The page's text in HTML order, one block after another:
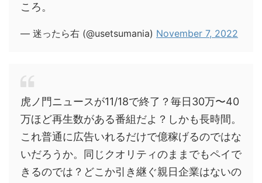
ころ。
— 迷ったら右 (@usetsumania) November 7, 2022
虎ノ門ニュースが11/18で終了？毎日30万〜40
万ほど再生数がある番組だよ？しかも長時間。
これ普通に広告いれるだけで億稼げるのではな
いだろうか。同じクオリティのままでもペイで
きるのでは？どこか引き継ぐ親日企業はないの